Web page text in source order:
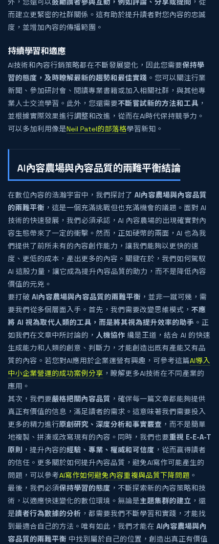
外，您還可以鼓勵讀者參與互動，例如評論、分享或提問 ，從
而建立更緊密的社群關係。這有助於提升讀者對您內容的忠誠
度，並增加內容的傳播範圍。
持續學習和適應
AI技術和內容行銷策略都在不斷發展變化，因此您需要保持學
習的態度，及時瞭解最新的趨勢和最佳實踐 。您可以關注行業
新聞、參加研討會、閱讀專業書籍或加入相關社群，與其他專
業人士交流學習。此外，您還需要不斷嘗試新的方法和工具 ，
並根據實際效果進行調整和改進，從而在AI時代保持競爭力。
可以多加利用像是Neil Patel的部落格學習新知。
AI內容農場與內容品質的兩難平衡結論
在數位內容的浩瀚宇宙中，我們探討了 AI內容農場與內容品質
的兩難平衡 ，這是一個充滿挑戰但也充滿機會的議題。面對 AI
技術的快速發展，我們必須承認，AI 內容農場的出現確實對內
容生態帶來了一定的衝擊。然而，正如硬幣的兩面，AI 也為我
們提供了前所未有的內容創作能力，讓我們能夠以更快的速
度、更低的成本，產出更多的內容。關鍵在於，我們如何駕馭
AI 這股力量，讓它成為提升內容品質的助力，而不是降低內容
價值的元兇。
要打破 AI內容農場與內容品質的兩難平衡 ，並非一蹴可幾，需
要我們從多個層面入手。首先，我們需要改變思維模式， 不應
將 AI 視為取代人類的工具，而是將其視為提升效率的助手 。正
如我們在文章中所討論的， 人機協作 纔是王道，結合 AI 的快速
生成能力和人類的創意、判斷力，才能創造出既有產能又有品
質的內容。若您對AI應用於企業運營有興趣，可參考這篇AI導入
中小企業營運的成功案例分享 ，瞭解更多AI技術在不同產業的
應用。
其次，我們要嚴格把關內容品質 ，確保每一篇文章都能夠提供
真正有價值的信息，滿足讀者的需求。這意味著我們需要投入
更多的精力進行原創研究、深度分析和事實覈查 ，而不是簡單
地複製、拼湊或改寫現有的內容。同時，我們也要重視 E-E-A-T
原則 ，提升內容的經驗、專業、權威和可信度 ，從而贏得讀者
的信任。更多關於如何提升內容品質，避免AI寫作可能產生的
問題，可以參考AI寫作如何避免內容重複與品質下降問題 。
最後，我們必須保持學習的態度 ，不斷探索新的內容策略和技
術，以適應快速變化的數位環境。無論是主題集群的建立 ，還
是讀者行為數據的分析 ，都需要我們不斷學習和實踐，才能找
到最適合自己的方法。唯有如此，我們才能在 AI內容農場與內
容品質的兩難平衡 中找到屬於自己的位置，創造出真正有價值